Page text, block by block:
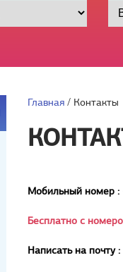
Главная / Контакты
Мобильный номер :
Бесплатно с
Написать на почту :